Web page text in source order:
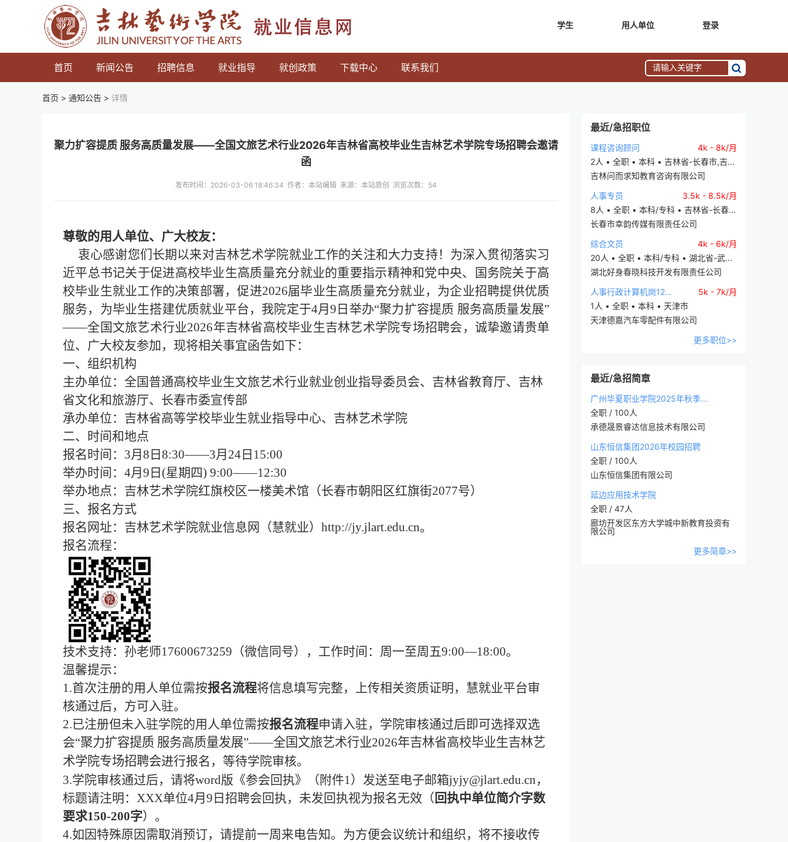
学生 用人单位 登录
首页 新闻公告 招聘信息 就业指导 就创政策 下载中心 联系我们
首页 > 通知公告 > 详情
最近/急招职位
课程咨询顾问
4k - 8k/月
2人 • 全职 • 本科 • 吉林省-长春市,吉...
吉林问而求知教育咨询有限公司
人事专员
3.5k - 8.5k/月
8人 • 全职 • 本科/专科 • 吉林省-长春...
长春市幸韵传媒有限责任公司
综合文员
4k - 6k/月
20人 • 全职 • 本科/专科 • 湖北省-武...
湖北好身春晓科技开发有限责任公司
人事行政计算机岗12...
5k - 7k/月
1人 • 全职 • 本科 • 天津市
天津德嘉汽车零配件有限公司
更多职位>>
最近/急招简章
广州华夏职业学院2025年秋季...
全职 / 100人
承德晟景睿达信息技术有限公司
山东恒信集团2026年校园招聘
全职 / 100人
山东恒信集团有限公司
延边应用技术学院
全职 / 47人
廊坊开发区东方大学城中新教育投资有
限公司
更多简章>>
聚力扩容提质 服务高质量发展——全国文旅艺术行业2026年吉林省高校毕业生吉林艺术学院专场招聘会邀请
函
发布时间：2026-03-06 18:46:34 作者：本站编辑 来源：本站原创 浏览次数： 54
尊敬的用人单位、广大校友：
衷心感谢您们长期以来对吉林艺术学院就业工作的关注和大力支持！为深入贯彻落实习
近平总书记关于促进高校毕业生高质量充分就业的重要指示精神和党中央、国务院关于高
校毕业生就业工作的决策部署，促进2026届毕业生高质量充分就业，为企业招聘提供优质
服务，为毕业生搭建优质就业平台，我院定于4月9 日举办“聚力扩容提质 服务高质量发展”
——全国文旅艺术行业2026年吉林省高校毕业生吉林艺术学院专场招聘会 ，诚挚邀请贵单
位、广大校友参加，现将相关事宜函告如下：
一、 组织机构
主办单位： 全国普通高校毕业生文旅艺术行业就业创业指导委员会、吉林省教育厅、吉林
省文化和旅游厅、 长春市委宣传部
承办单位： 吉林省高等学校毕业生就业指导中心、吉林艺术学院
二、
时间和地点
报名时间： 3月8日8:30——3月24日15:00
举办时间： 4月9日(星期四) 9:00——12:30
举办地点：吉林艺术学院红旗校区一楼美术馆（长春市朝阳区红旗街2077号）
三、报名方式
报名网址： 吉林艺术学院就业信息网（慧就业） http://jy.jlart.edu.cn。
报名流程：
技术支持： 孙老师17600673259（微信同号），工作时间：周一至周五9:00—18:00。
温馨提示：
1.首次注册的用人单位需按报名流程将信息填写完整，上传相关资质证明，慧就业平台审
核通过后，方可入驻。
2.已注册但未入驻学院的用人单位需按报名流程申请入驻，学院审核通过后即可选择双选
会“聚力扩容提质 服务高质量发展”——全国文旅艺术行业2026年吉林省高校毕业生吉林艺
术学院专场招聘会进行报名，等待学院审核。
3.学院审核通过后，请将word版《参会回执》 （ 附件1） 发送至电子邮箱jyjy@jlart.edu.cn，
标题请注明：XXX单位4月 9 日招聘会回执，未发回执视为报名无效（ 回执中单位简介字数
要求150-200字）。
4.如因特殊原因需取消预订，请提前一周 来电告知。为方便会议统计和组织，将不接收传